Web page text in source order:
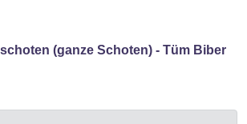
(ganze Schoten) - Tüm Biber